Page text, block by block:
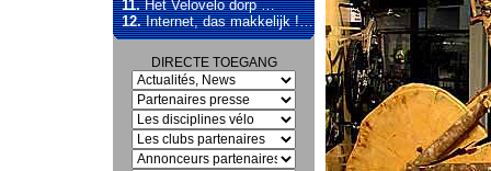
11.Het Velovelo dorp …
12.Internet, das makkelijk !…
DIRECTE TOEGANG